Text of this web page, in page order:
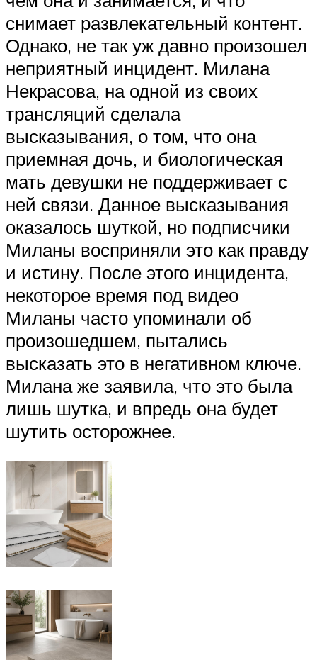
снимает развлекательный контент.
Однако, не так уж давно произошел
неприятный инцидент. Милана
Некрасова, на одной из своих
трансляций сделала
высказывания, о том, что она
приемная дочь, и биологическая
мать девушки не поддерживает с
ней связи. Данное высказывания
оказалось шуткой, но подписчики
Миланы восприняли это как правду
и истину. После этого инцидента,
некоторое время под видео
Миланы часто упоминали об
произошедшем, пытались
высказать это в негативном ключе.
Милана же заявила, что это была
лишь шутка, и впредь она будет
шутить осторожнее.